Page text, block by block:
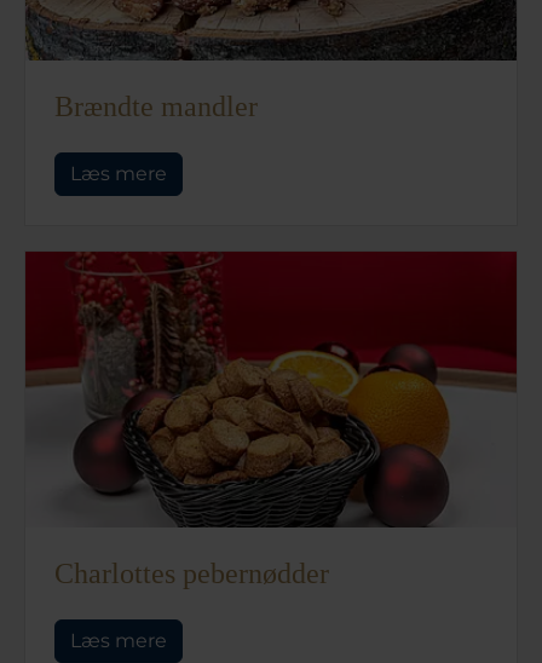
Brændte mandler
Læs mere
Charlottes pebernødder
Læs mere